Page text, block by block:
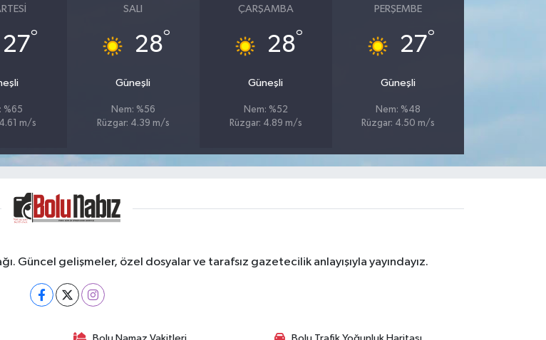
27°
%65
m/s
SALI
28°
Güneşli
Nem: %56
Rüzgar: 4.39 m/s
ÇARŞAMBA
28°
Güneşli
Nem: %52
Rüzgar: 4.89 m/s
PERŞEMBE
27°
Güneşli
Nem: %48
Rüzgar: 4.50 m/s
Güncel gelişmeler, özel dosyalar ve tarafsız gazetecilik anlayışıyla yayındayız.